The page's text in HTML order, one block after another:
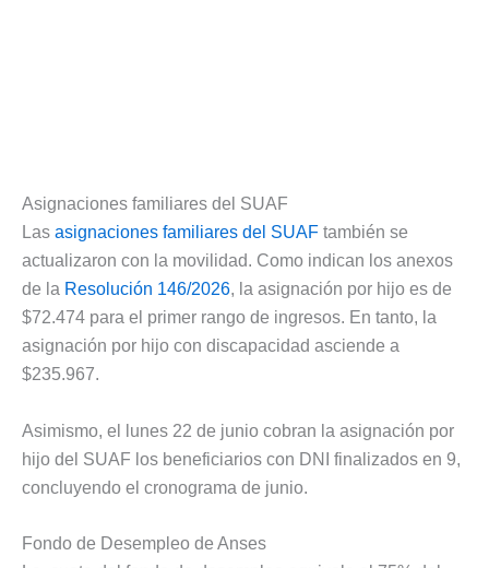
Asignaciones familiares del SUAF
Las asignaciones familiares del SUAF también se
actualizaron con la movilidad. Como indican los anexos
de la Resolución 146/2026, la asignación por hijo es de
$72.474 para el primer rango de ingresos. En tanto, la
asignación por hijo con discapacidad asciende a
$235.967.
Asimismo, el lunes 22 de junio cobran la asignación por
hijo del SUAF los beneficiarios con DNI finalizados en 9,
concluyendo el cronograma de junio.
Fondo de Desempleo de Anses